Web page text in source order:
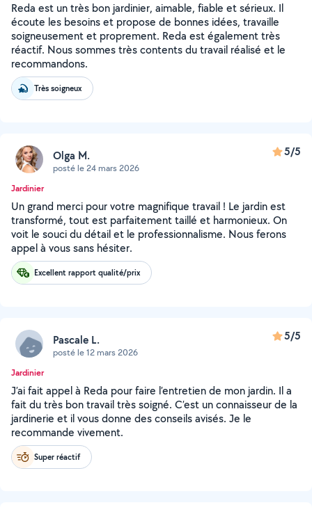
Reda est un très bon jardinier, aimable, fiable et sérieux. Il
écoute les besoins et propose de bonnes idées, travaille
soigneusement et proprement. Reda est également très
réactif. Nous sommes très contents du travail réalisé et le
recommandons.
Très soigneux
Olga M.
posté le 24 mars 2026
5/5
Jardinier
Un grand merci pour votre magnifique travail ! Le jardin est
transformé, tout est parfaitement taillé et harmonieux. On
voit le souci du détail et le professionnalisme. Nous ferons
appel à vous sans hésiter.
Excellent rapport qualité/prix
Pascale L.
posté le 12 mars 2026
5/5
Jardinier
J’ai fait appel à Reda pour faire l’entretien de mon jardin. Il a
fait du très bon travail très soigné. C’est un connaisseur de la
jardinerie et il vous donne des conseils avisés. Je le
recommande vivement.
Super réactif